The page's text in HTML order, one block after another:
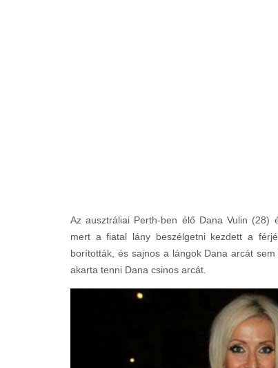
Az ausztráliai Perth-ben élő Dana Vulin (28)
mert a fiatal lány beszélgetni kezdett a
borították, és sajnos a lángok Dana arcát
akarta tenni Dana csinos arcát.